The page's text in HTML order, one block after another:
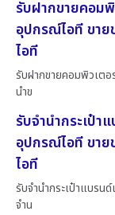
รับฝากขายคอม
อุปกรณ์ไอที ขา
ไอที
รับฝากขายคอมพิวเตอ
นำข
รับจำนำกระเป๋า
อุปกรณ์ไอที ขา
ไอที
รับจำนำกระเป๋าแบรน
จำน